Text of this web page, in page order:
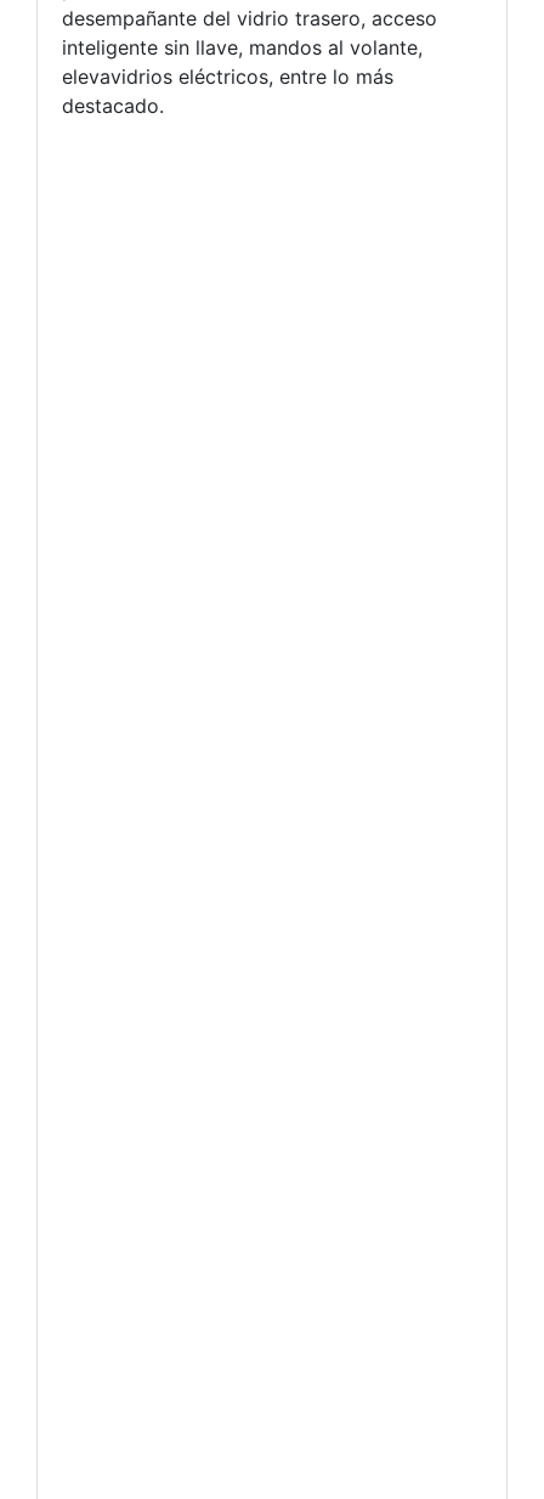
desempañante del vidrio trasero, acceso
inteligente sin llave, mandos al volante,
elevavidrios eléctricos, entre lo más
destacado.